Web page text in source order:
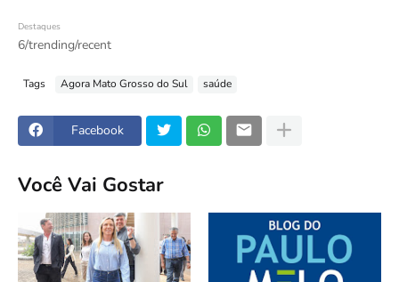
Destaques
6/trending/recent
Tags Agora Mato Grosso do Sul saúde
Facebook
Você Vai Gostar